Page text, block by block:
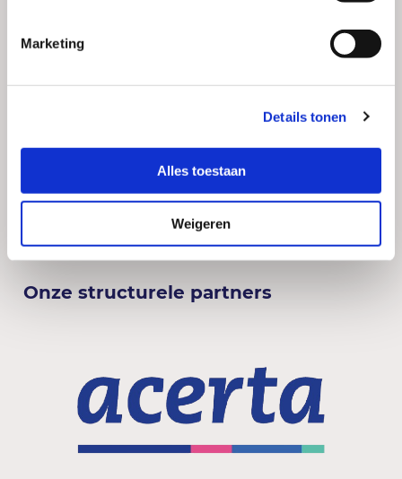
Marketing
Details tonen
Alles toestaan
Weigeren
Social
LinkedIn
Onze structurele partners